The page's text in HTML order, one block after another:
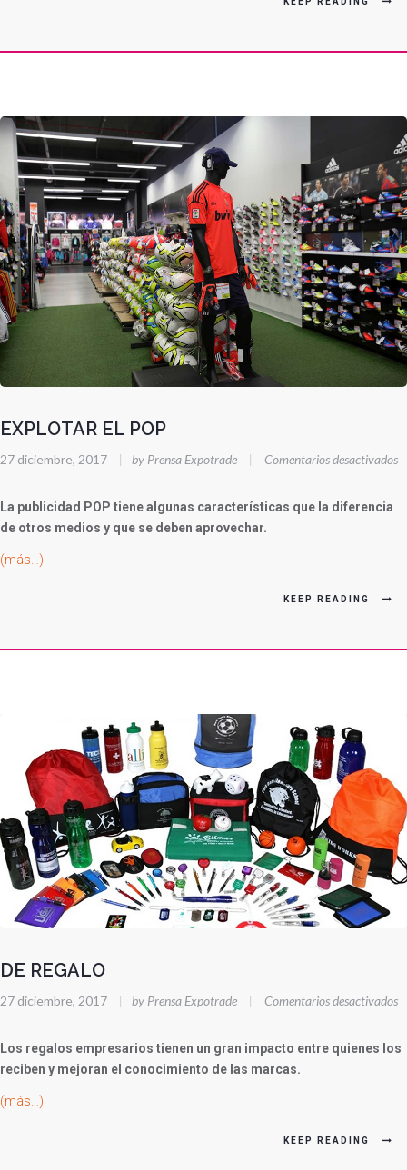
EXPLOTAR EL POP
27 diciembre, 2017 by Prensa Expotrade Comentarios desactivados
La publicidad POP tiene algunas características que la diferencia
de otros medios y que se deben aprovechar.
(más…)
KEEP READING
DE REGALO
27 diciembre, 2017 | by Prensa Expotrade | Comentarios desactivados
Los regalos empresarios tienen un gran impacto entre quienes los
reciben y mejoran el conocimiento de las marcas.
(más…)
KEEP READING